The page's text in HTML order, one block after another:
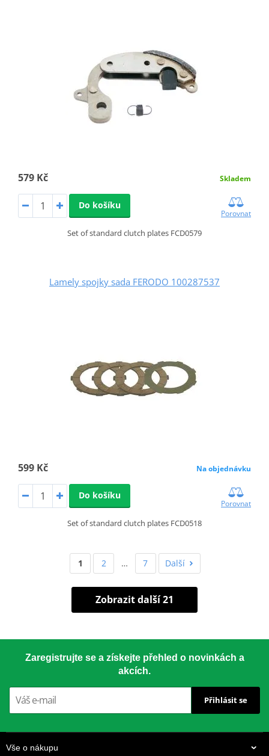
579 Kč Skladem
Do košíku
Porovnat
Set of standard clutch plates FCD0579
Lamely spojky sada FERODO 100287537
599 Kč Na objednávku
Do košíku
Porovnat
Set of standard clutch plates FCD0518
1 2 … 7 Další
Zobrazit další 21
Zaregistrujte se a získejte přehled o novinkách a
akcích.
Přihlásit se
Vše o nákupu